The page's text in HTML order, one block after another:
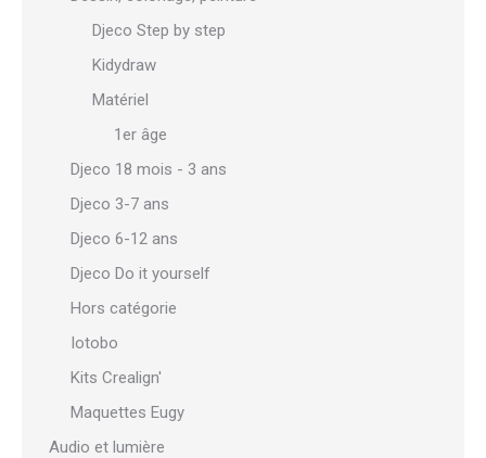
Djeco Step by step
Kidydraw
Matériel
1er âge
Djeco 18 mois - 3 ans
Djeco 3-7 ans
Djeco 6-12 ans
Djeco Do it yourself
Hors catégorie
Iotobo
Kits Crealign'
Maquettes Eugy
Audio et lumière